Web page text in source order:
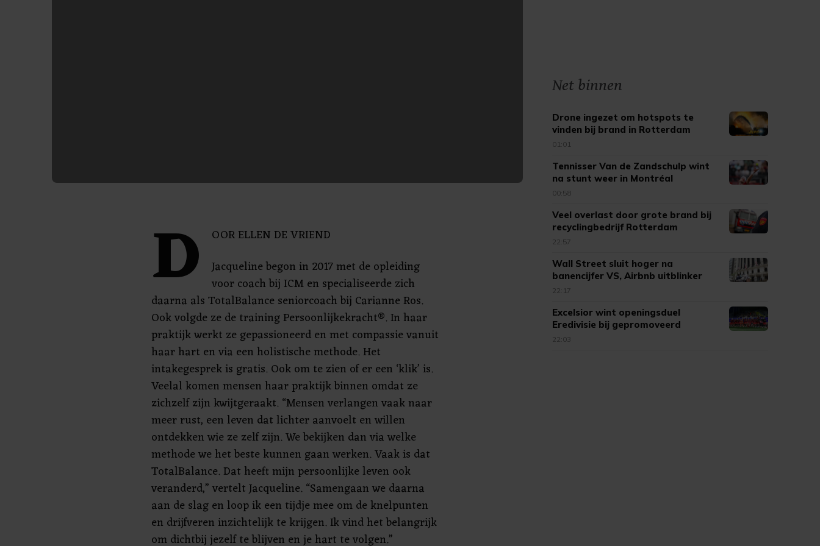
D
OOR ELLEN DE VRIEND
Jacqueline begon in 2017 met de opleiding
voor coach bij ICM en specialiseerde zich
daarna als TotalBalance seniorcoach bij Carianne Ros.
Ook volgde ze de training Persoonlijkekracht®. In haar
praktijk werkt ze gepassioneerd en met compassie vanuit
haar hart en via een holistische methode. Het
intakegesprek is gratis. Ook om te zien of er een ‘klik’ is.
Veelal komen mensen haar praktijk binnen omdat ze
zichzelf zijn kwijtgeraakt. “Mensen verlangen vaak naar
meer rust, een leven dat lichter aanvoelt en willen
ontdekken wie ze zelf zijn. We bekijken dan via welke
methode we het beste kunnen gaan werken. Vaak is dat
TotalBalance. Dat heeft mijn persoonlijke leven ook
veranderd,” vertelt Jacqueline. “Samengaan we daarna
aan de slag en loop ik een tijdje mee om de knelpunten
en drijfveren inzichtelijk te krijgen. Ik vind het belangrijk
om dichtbij jezelf te blijven en je hart te volgen.”
Net binnen
Drone ingezet om hotspots te
vinden bij brand in Rotterdam
01:01
Tennisser Van de Zandschulp wint
na stunt weer in Montréal
00:58
Veel overlast door grote brand bij
recyclingbedrijf Rotterdam
22:57
Wall Street sluit hoger na
banencijfer VS, Airbnb uitblinker
22:17
Excelsior wint openingsduel
Eredivisie bij gepromoveerd
Cambuur
22:03